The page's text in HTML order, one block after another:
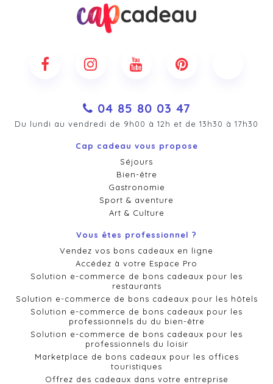
04 85 80 03 47
Du lundi au vendredi de 9h00 à 12h et de 13h30 à 17h30
Cap cadeau vous propose
Séjours
Bien-être
Gastronomie
Sport & aventure
Art & Culture
Vous êtes professionnel ?
Vendez vos bons cadeaux en ligne
Accédez à votre Espace Pro
Solution e-commerce de bons cadeaux pour les
restaurants
Solution e-commerce de bons cadeaux pour les hôtels
Solution e-commerce de bons cadeaux pour les
professionnels du du bien-être
Solution e-commerce de bons cadeaux pour les
professionnels du loisir
Marketplace de bons cadeaux pour les offices
touristiques
Offrez des cadeaux dans votre entreprise